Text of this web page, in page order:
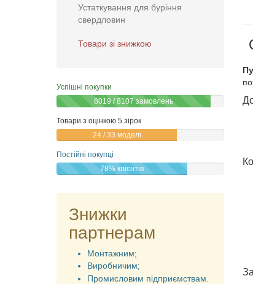
Устаткування для буріння
свердловин
Товари зі знижкою
Успішні покупки
8019 / 8107 замовлень
Товари з оцінкою 5 зірок
24 / 33 моделі
Постійні покупці
78% клієнтів
Знижки
партнерам
Монтажним;
Виробничим;
Промисловим підприємствам.